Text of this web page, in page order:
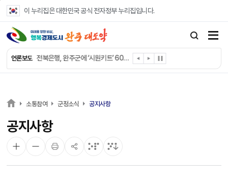
이 누리집은 대한민국 공식 전자정부 누리집입니다.
언론보도
완주 청소년, 삼성 임직원 만나 미래 진로 그린다
전북은행, 완주군에 ‘시원키트’ 60세트 기탁
㈜새눈, 완주군에 성금 1,000만 원 기탁
소통참여 군정소식 공지사항
공지사항